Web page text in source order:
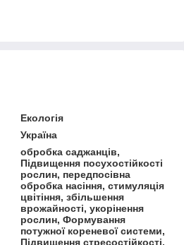
Екологія
Україна
обробка саджанців,
Підвищення посухостійкості
рослин, передпосівна
обробка насіння, стимуляція
цвітіння, збільшення
врожайності, укорінення
рослин, Формування
потужної кореневої системи,
Підвищення стресостійкості,